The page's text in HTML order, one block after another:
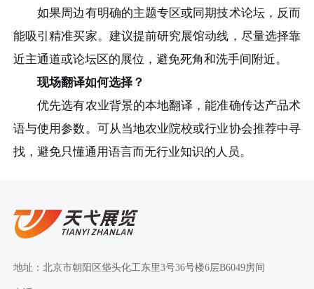
如果周边有明确的主题专区或同期技术论坛，反而
能吸引精准买家。建议提前研究展馆动线，尽量选择靠
近主通道或论坛区的展位，避免死角和洗手间附近。
现场翻译如何选择？
优先选有农业背景的本地翻译，能准确传达产品术
语与使用参数。可从当地农业院校或行业协会推荐中寻
找，避免只懂通用语言而无行业知识的人员。
地址：北京市朝阳区垡头化工东里3号36号楼6层B6049房间